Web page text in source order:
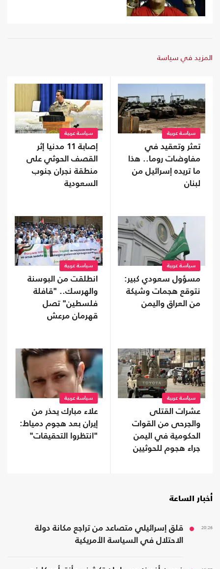
المزيد في سياسة
سياسة عربية
تعثر وتعقيد في
مفاوضات روما.. هذا
ما تريده إسرائيل من
لبنان
سياسة عربية
إصابة 11 مدنيا إثر
القصف الحوثي على
منطقة نجران جنوب
السعودية
سياسة عربية
مسؤول سعودي كبير:
نتوقع هجمات وشيكة
من العراق واليمن
سياسة عربية
انطلقت من البوسنة
والهرسك.. "قافلة
فلسطين" تصل
قهرمان مرعش
سياسة عربية
عشرات القتلى
والجرحى من القوات
الحكومية في اليمن
جراء هجوم للحوثيين
سياسة عربية
علاء مبارك يحذر من
إيران بعد هجوم دمياط:
"انتظروا التحقيقات"
أخبار الساعة
20:26
قلق إسرائيلي متصاعد من تراجع مكانة دولة
الاحتلال في السياسة الأمريكية